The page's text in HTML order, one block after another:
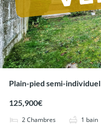
Plain-pied semi-individuel
125,900€
2Chambres 1 bain